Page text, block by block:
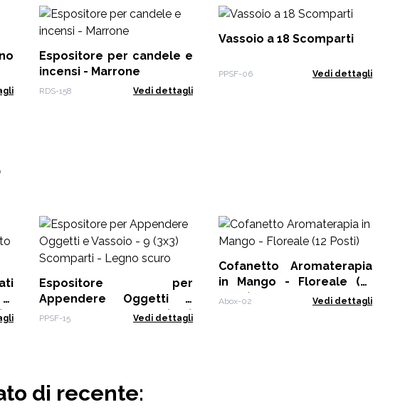
Espositore per candele e
incensi - Marrone
RDS-158 Vedi dettagli
Vassoio a 18 Scomparti
PPSF-06 Vedi dettagli
Espositore per
Appendere Oggetti e
Vassoio - 9 (3x3)
PPSF-15 Vedi dettagli
Cofanetto Aromaterapia
in Mango - Floreale (12
Posti)
Abox-02 Vedi dettagli
di recente: